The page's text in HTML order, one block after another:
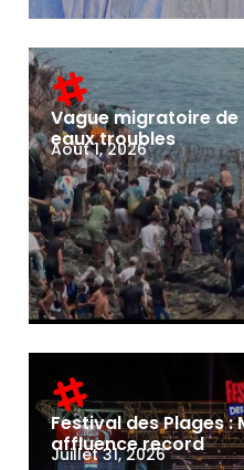
Vague migratoire de
eaux troubles
Août 1, 2026
Festival des Plages :
affluence record
Juillet 31, 2026